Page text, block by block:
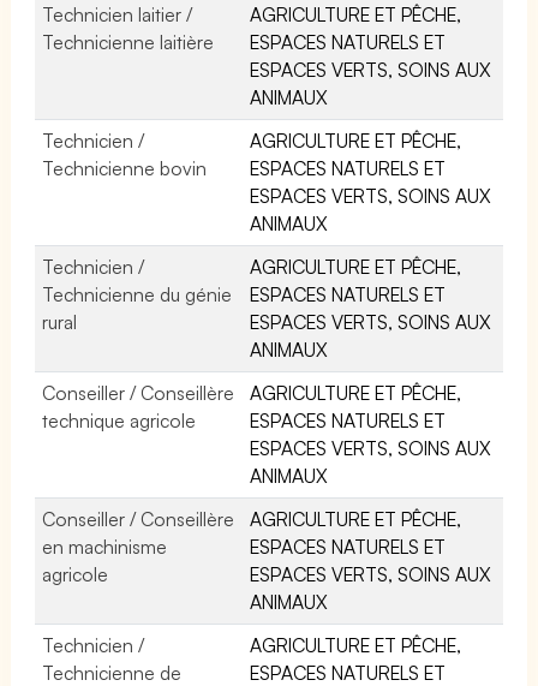
Technicien laitier /
Technicienne laitière
AGRICULTURE ET PÊCHE,
ESPACES NATURELS ET
ESPACES VERTS, SOINS AUX
ANIMAUX
Technicien /
Technicienne bovin
AGRICULTURE ET PÊCHE,
ESPACES NATURELS ET
ESPACES VERTS, SOINS AUX
ANIMAUX
Technicien /
Technicienne du génie
rural
AGRICULTURE ET PÊCHE,
ESPACES NATURELS ET
ESPACES VERTS, SOINS AUX
ANIMAUX
Conseiller / Conseillère
technique agricole
AGRICULTURE ET PÊCHE,
ESPACES NATURELS ET
ESPACES VERTS, SOINS AUX
ANIMAUX
Conseiller / Conseillère
en machinisme
agricole
AGRICULTURE ET PÊCHE,
ESPACES NATURELS ET
ESPACES VERTS, SOINS AUX
ANIMAUX
Technicien /
Technicienne de
AGRICULTURE ET PÊCHE,
ESPACES NATURELS ET